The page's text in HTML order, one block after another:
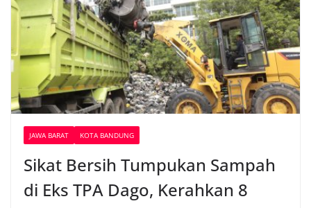
JAWA BARAT KOTA BANDUNG
Sikat Bersih Tumpukan Sampah
di Eks TPA Dago, Kerahkan 8